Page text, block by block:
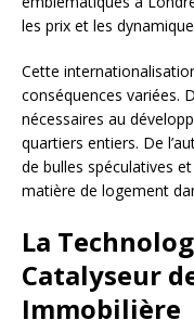
les prix et les
Cette
conséquences variées.
nécessaires au
quartiers entiers. De
de bulles spéculatives
matière de logement
La
Catalyseur
Immobilière